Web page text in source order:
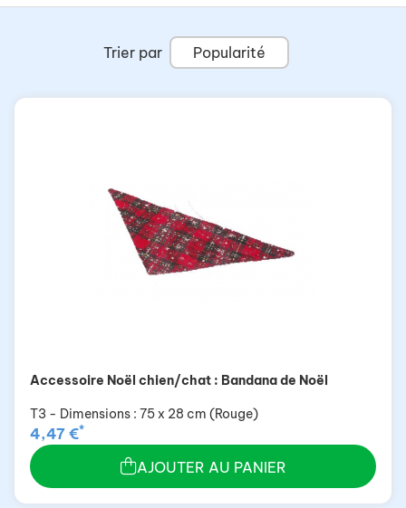
Trier par Popularité
Accessoire Noël chien/chat : Bandana de Noël
T3 - Dimensions : 75 x 28 cm (Rouge)
4,47 €*
AJOUTER AU PANIER